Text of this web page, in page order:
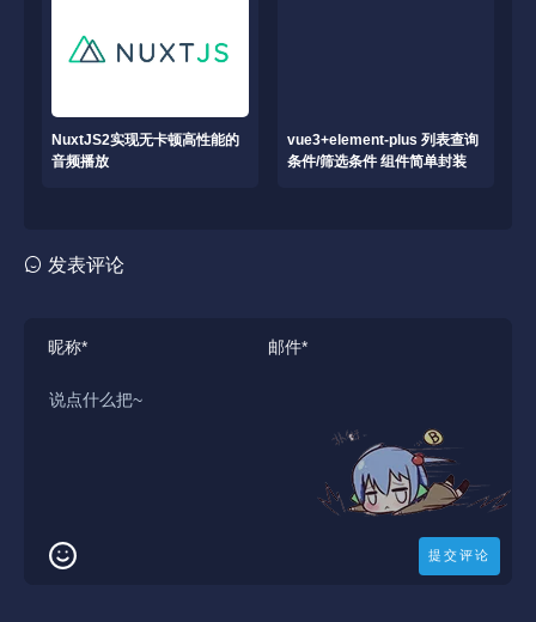
NuxtJS2实现无卡顿高性能的
音频播放
vue3+element-plus 列表查询
条件/筛选条件 组件简单封装
发表评论